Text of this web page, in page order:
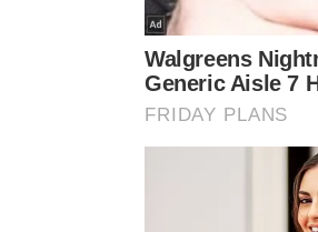
O design em arco invertido